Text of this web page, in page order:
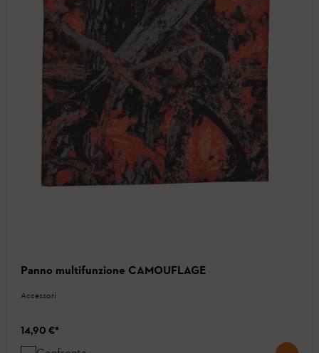
Panno multifunzione CAMOUFLAGE
Accessori
14,90 €*